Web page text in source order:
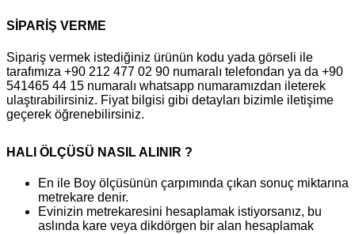
SİPARİŞ VERME
Sipariş vermek istediğiniz ürünün kodu yada görseli ile
tarafımıza +90 212 477 02 90 numaralı telefondan ya da +90
541465 44 15 numaralı whatsapp numaramızdan ileterek
ulaştırabilirsiniz. Fiyat bilgisi gibi detayları bizimle iletişime
geçerek öğrenebilirsiniz.
HALI ÖLÇÜSÜ NASIL ALINIR ?
En ile Boy ölçüsünün çarpımında çıkan sonuç miktarına
metrekare denir.
Evinizin metrekaresini hesaplamak istiyorsanız, bu
aslında kare veya dikdörgen bir alan hesaplamak